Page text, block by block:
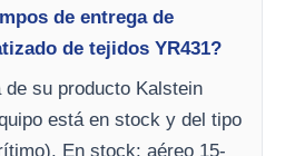
de entrega de
de tejidos YR431?
de su producto Kalstein
está en stock y del tipo
En stock: aéreo 15-